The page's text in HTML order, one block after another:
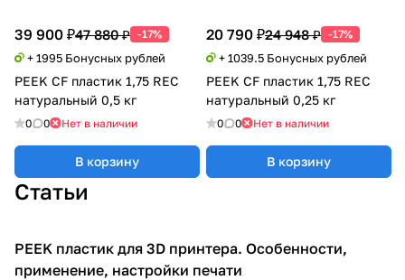
39 900 ₽47 880 ₽ -17%
+ 1995 Бонусных рублей
PEEK CF пластик 1,75 REC
натуральный 0,5 кг
0 0 Нет в наличии
В корзину
20 790 ₽24 948 ₽ -17%
+ 1039.5 Бонусных рублей
PEEK CF пластик 1,75 REC
натуральный 0,25 кг
0 0 Нет в наличии
В корзину
Статьи
3D печать
PEEK пластик для 3D принтера. Особенности,
применение, настройки печати